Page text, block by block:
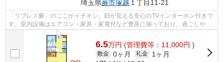
埼玉県蕨市塚越 １丁目11-21
「リブレス蕨」のここがイチオシ。顔が見える安心のTVインターホン付きで
す。室内設備はエアコン・家具・家電付など豊富に揃っており、過ごしやす
いお部屋になっております。1人暮らし...
6.5万円 (管理費等：11,000円 )
敷金 0ヶ月 礼金
1ヶ月